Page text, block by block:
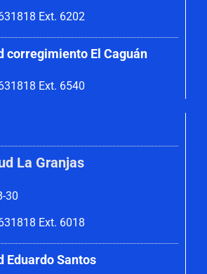
Ext. 6202
corregimiento El Caguán
Ext. 6540
La Granjas
30
Ext. 6018
Eduardo Santos